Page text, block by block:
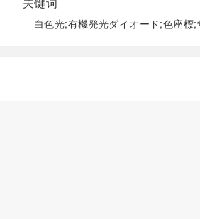
白色光;有機発光ダイオード;色座標;